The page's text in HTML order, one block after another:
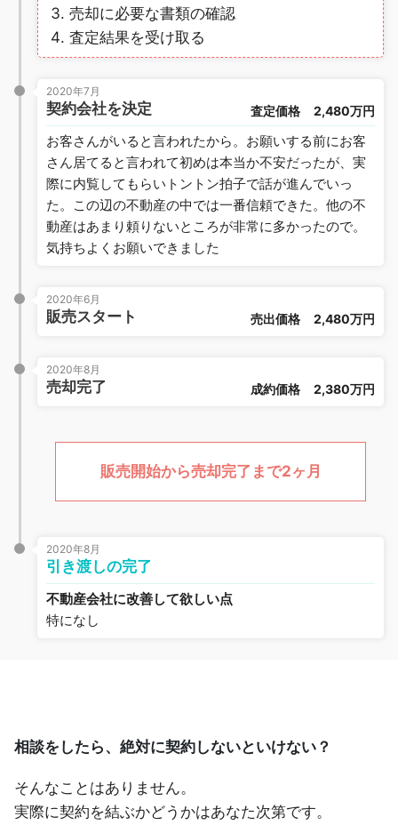
売却に必要な書類の確認
査定結果を受け取る
2020年7月
契約会社を決定 査定価格 2,480万円
お客さんがいると言われたから。お願いする前にお客
さん居てると言われて初めは本当か不安だったが、実
際に内覧してもらいトントン拍子で話が進んでいっ
た。この辺の不動産の中では一番信頼できた。他の不
動産はあまり頼りないところが非常に多かったので。
気持ちよくお願いできました
2020年6月
販売スタート 売出価格 2,480万円
2020年8月
売却完了 成約価格 2,380万円
販売開始から売却完了まで2ヶ月
2020年8月
引き渡しの完了
不動産会社に改善して欲しい点
特になし
相談をしたら、絶対に契約しないといけない？
そんなことはありません。
実際に契約を結ぶかどうかはあなた次第です。